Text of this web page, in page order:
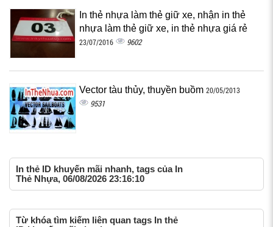
In thẻ nhựa làm thẻ giữ xe, nhận in thẻ
nhựa làm thẻ giữ xe, in thẻ nhựa giá rẻ
23/07/2016 9602
Vector tàu thủy, thuyền buồm 20/05/2013
9531
In thẻ ID khuyến mãi nhanh, tags của In
Thẻ Nhựa, 06/08/2026 23:16:10
Từ khóa tìm kiếm liên quan tags In thẻ